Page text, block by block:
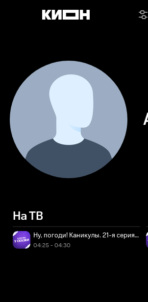
На ТВ
Ну, погоди! Каникулы. 21-я серия -
04:25 - 04:30